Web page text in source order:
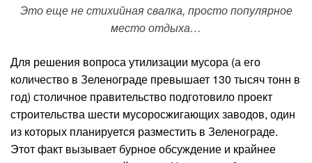
Это еще не стихийная свалка, просто популярное
место отдыха…
Для решения вопроса утилизации мусора (а его
количество в Зеленограде превышает 130 тысяч тонн в
год) столичное правительство подготовило проект
строительства шести мусоросжигающих заводов, один
из которых планируется разместить в Зеленограде.
Этот факт вызывает бурное обсуждение и крайнее